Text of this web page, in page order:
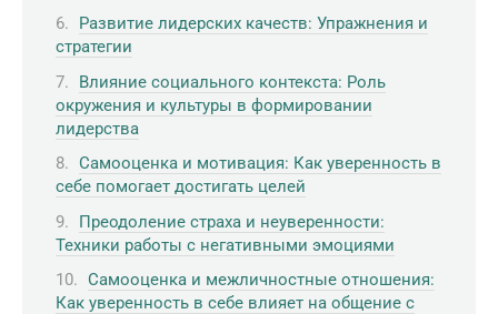
Развитие лидерских качеств: Упражнения и
стратегии
Влияние социального контекста: Роль
окружения и культуры в формировании
лидерства
Самооценка и мотивация: Как уверенность в
себе помогает достигать целей
Преодоление страха и неуверенности:
Техники работы с негативными эмоциями
Самооценка и межличностные отношения:
Как уверенность в себе влияет на общение с